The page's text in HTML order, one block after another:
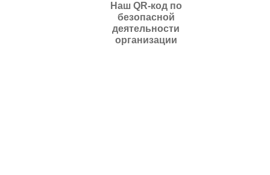
Наш QR-код по
безопасной
деятельности
организации